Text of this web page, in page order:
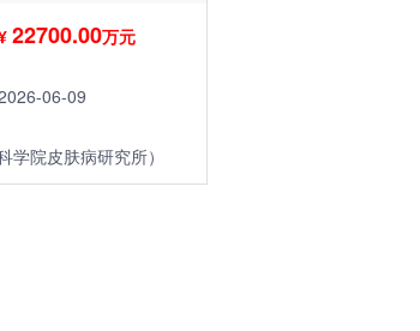
22700.00万元
06-09
院皮肤病研究所）